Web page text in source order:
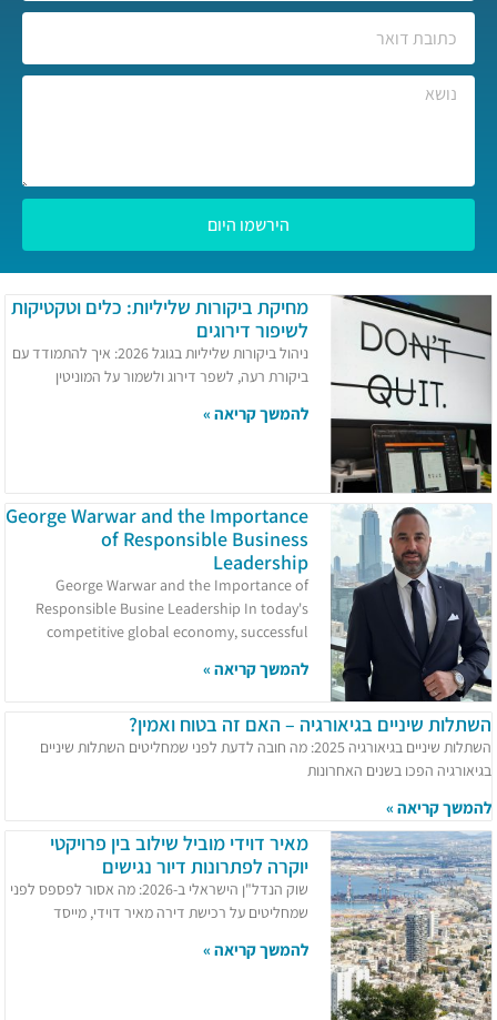
הירשמו היום
מחיקת ביקורות שליליות: כלים וטקטיקות
לשיפור דירוגים
ניהול ביקורות שליליות בגוגל 2026: איך להתמודד עם
ביקורת רעה, לשפר דירוג ולשמור על המוניטין
להמשך קריאה »
George Warwar and the Importance
of Responsible Business
Leadership
George Warwar and the Importance of
Responsible Busine Leadership In today's
competitive global economy, successful
להמשך קריאה »
השתלות שיניים בגיאורגיה – האם זה בטוח ואמין?
השתלות שיניים בגיאורגיה 2025: מה חובה לדעת לפני שמחליטים השתלות שיניים
בגיאורגיה הפכו בשנים האחרונות
להמשך קריאה »
מאיר דוידי מוביל שילוב בין פרויקטי
יוקרה לפתרונות דיור נגישים
שוק הנדל"ן הישראלי ב-2026: מה אסור לפספס לפני
שמחליטים על רכישת דירה מאיר דוידי, מייסד
להמשך קריאה »